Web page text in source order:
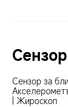
Сензор за
| Жироскоп